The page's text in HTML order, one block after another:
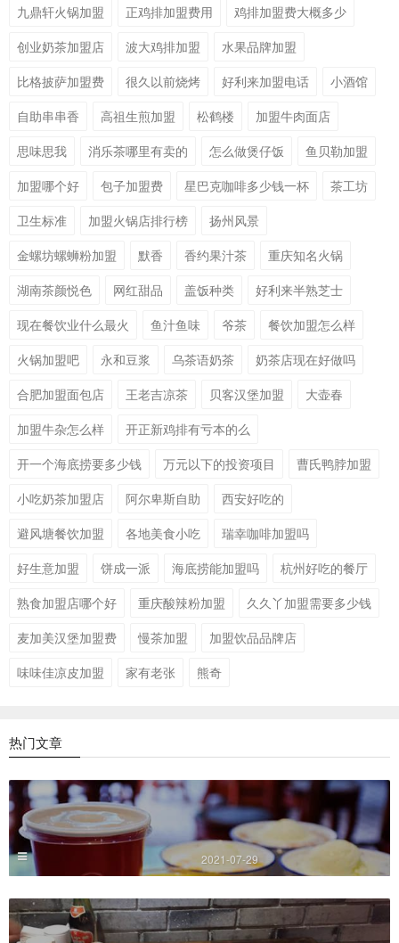
九鼎轩火锅加盟
正鸡排加盟费用
鸡排加盟费大概多少
创业奶茶加盟店
波大鸡排加盟
水果品牌加盟
比格披萨加盟费
很久以前烧烤 好利来加盟电话
小酒馆
自助串串香
高祖生煎加盟 松鹤楼
加盟牛肉面店
思味思我
消乐茶哪里有卖的 怎么做煲仔饭
鱼贝勒加盟
加盟哪个好
包子加盟费 星巴克咖啡多少钱一杯
茶工坊
卫生标准
加盟火锅店排行榜
扬州风景
金螺坊螺蛳粉加盟
默香 香约果汁茶
重庆知名火锅
湖南茶颜悦色
网红甜品 盖饭种类
好利来半熟芝士
现在餐饮业什么最火
鱼汁鱼味 爷茶
餐饮加盟怎么样
火锅加盟吧
永和豆浆 乌茶语奶茶
奶茶店现在好做吗
合肥加盟面包店
王老吉凉茶 贝客汉堡加盟
大壶春
加盟牛杂怎么样
开正新鸡排有亏本的么
开一个海底捞要多少钱
万元以下的投资项目
曹氏鸭脖加盟
小吃奶茶加盟店
阿尔卑斯自助
西安好吃的
避风塘餐饮加盟
各地美食小吃
瑞幸咖啡加盟吗
好生意加盟
饼成一派 海底捞能加盟吗
杭州好吃的餐厅
熟食加盟店哪个好
重庆酸辣粉加盟
久久丫加盟需要多少钱
麦加美汉堡加盟费
慢茶加盟
加盟饮品品牌店
味味佳凉皮加盟
家有老张 熊奇
热门文章
2021-07-29